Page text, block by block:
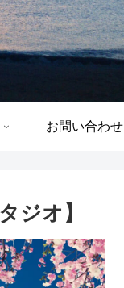
お問い合わせ
ジオ】